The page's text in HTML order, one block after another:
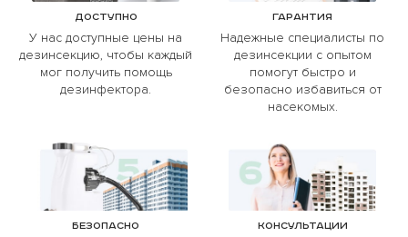
Доступно
У нас доступные цены на
дезинсекцию, чтобы каждый
мог получить помощь
дезинфектора.
Гарантия
Надежные специалисты по
дезинсекции с опытом
помогут быстро и
безопасно избавиться от
насекомых.
Безопасно Консультации